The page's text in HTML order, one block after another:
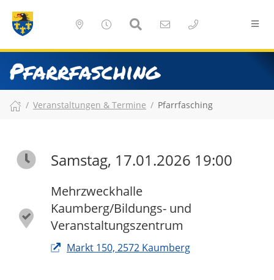
Pfarrfasching
Veranstaltungen & Termine Pfarrfasching
Samstag, 17.01.2026 19:00
Mehrzweckhalle
Kaumberg/Bildungs- und
Veranstaltungszentrum
Markt 150, 2572 Kaumberg